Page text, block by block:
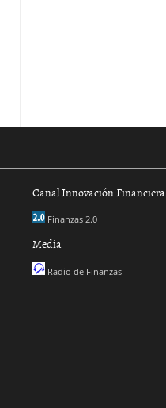
Canal Innovación Financiera
Finanzas 2.0
Media
Radio de Finanzas